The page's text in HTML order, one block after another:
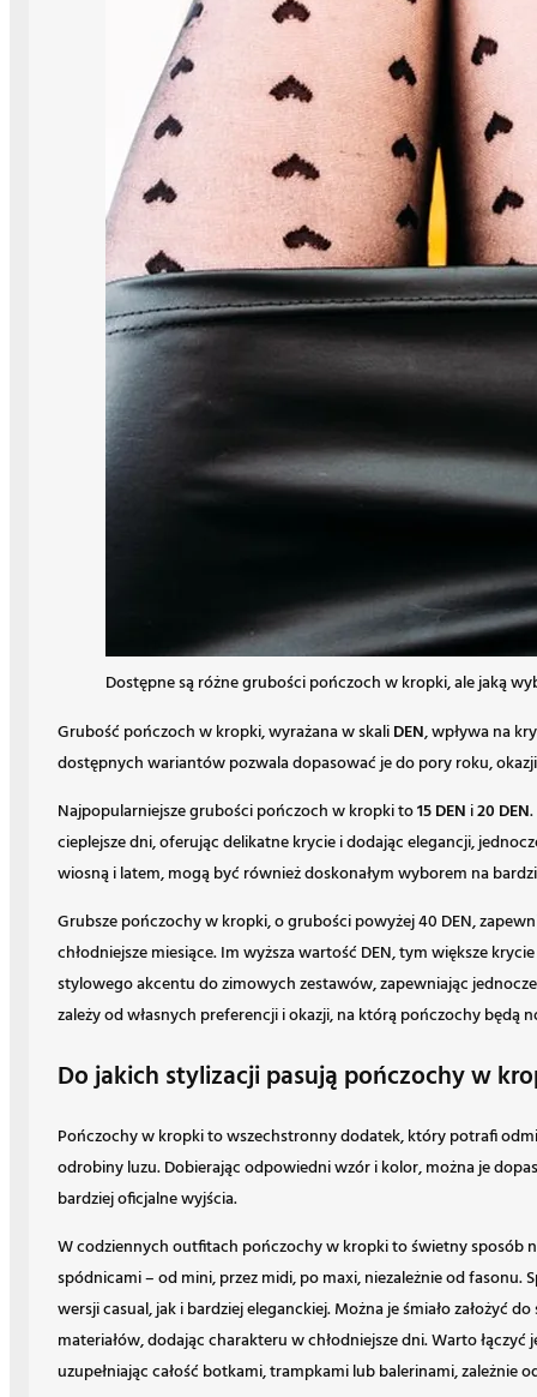
Dostępne są różne grubości pończoch w kropki, ale jaką
Grubość pończoch w kropki, wyrażana w skaliDEN, wpływa na
dostępnych wariantów pozwala dopasować je do pory roku,
Najpopularniejsze grubości pończoch w kropki to15 DEN i20 DEN
cieplejsze dni, oferując delikatne krycie i dodając elegancji,
wiosną i latem, mogą być również doskonałym wyborem na
Grubsze pończochy w kropki, o grubości powyżej 40 DEN,
chłodniejsze miesiące. Im wyższa wartość DEN, tym większe
stylowego akcentu do zimowych zestawów, zapewniając
zależy od własnych preferencji i okazji, na którą pończochy będą
Do jakich stylizacji pasują pończochy w
Pończochy w kropki to wszechstronny dodatek, który potrafi
odrobiny luzu. Dobierając odpowiedni wzór i kolor, można je
bardziej oficjalne wyjścia.
W codziennych outfitach pończochy w kropki to świetny sposób
spódnicami – od mini, przez midi, po maxi, niezależnie od fasonu.
wersji casual, jak i bardziej eleganckiej. Można je śmiało założyć
materiałów, dodając charakteru w chłodniejsze dni. Warto
uzupełniając całość botkami, trampkami lub balerinami, zależnie